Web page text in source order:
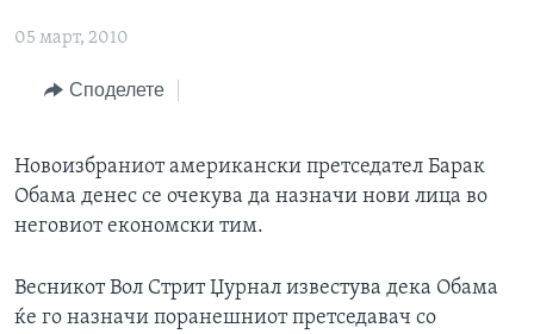
Премини
навигација
Пребарувај
МАКЕДОНИЈА
СВЕТ
ПОЛИТИКА
ЗДРАВЈЕ
УМЕТНОСТ И ЗАБАВА
ДОКУМЕНТАРЦИ
АРХИВИРАНА ПРОГРАМА
ВЕСТИ ОД САД ВО МИНУТА - АРХИВА
ИЗБОРИ ВО САД 2020 - АРХИВА
Learning English
05 март, 2010
Споделете
Новоизбраниот американски претседател Барак
Обама денес се очекува да назначи нови лица во
неговиот економски тим.
Весникот Вол Стрит Џурнал известува дека Обама
ќе го назначи поранешниот претседавач со